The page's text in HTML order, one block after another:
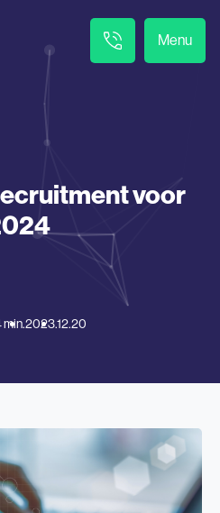
Menu
voor
min.2023.12.20